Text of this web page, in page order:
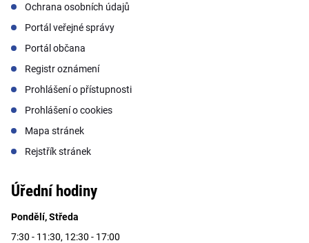
Ochrana osobních údajů
Portál veřejné správy
Portál občana
Registr oznámení
Prohlášení o přístupnosti
Prohlášení o cookies
Mapa stránek
Rejstřík stránek
Úřední hodiny
Pondělí, Středa
7:30 - 11:30, 12:30 - 17:00